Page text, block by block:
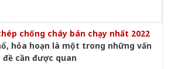
chống cháy bán chạy nhất 2022
hỏa hoạn là một trong những vấn
đề cần được quan